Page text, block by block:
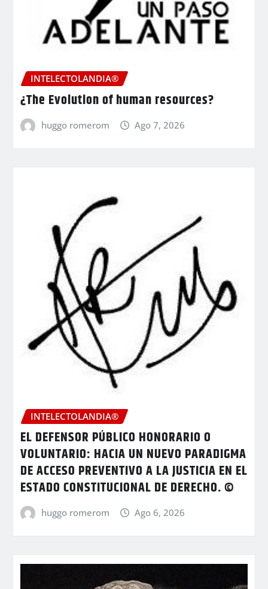
INTELECTOLANDIA®
¿The Evolution of human resources?
huggo romerom Ago 7, 2026
INTELECTOLANDIA®
EL DEFENSOR PÚBLICO HONORARIO O
VOLUNTARIO: HACIA UN NUEVO PARADIGMA
DE ACCESO PREVENTIVO A LA JUSTICIA EN EL
ESTADO CONSTITUCIONAL DE DERECHO. ©
huggo romerom Ago 6, 2026